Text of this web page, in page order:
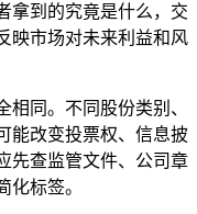
拿到的究竟是什么，交
映市场对未来利益和风
同。不同股份类别、
能改变投票权、信息披
先查监管文件、公司章
化标签。